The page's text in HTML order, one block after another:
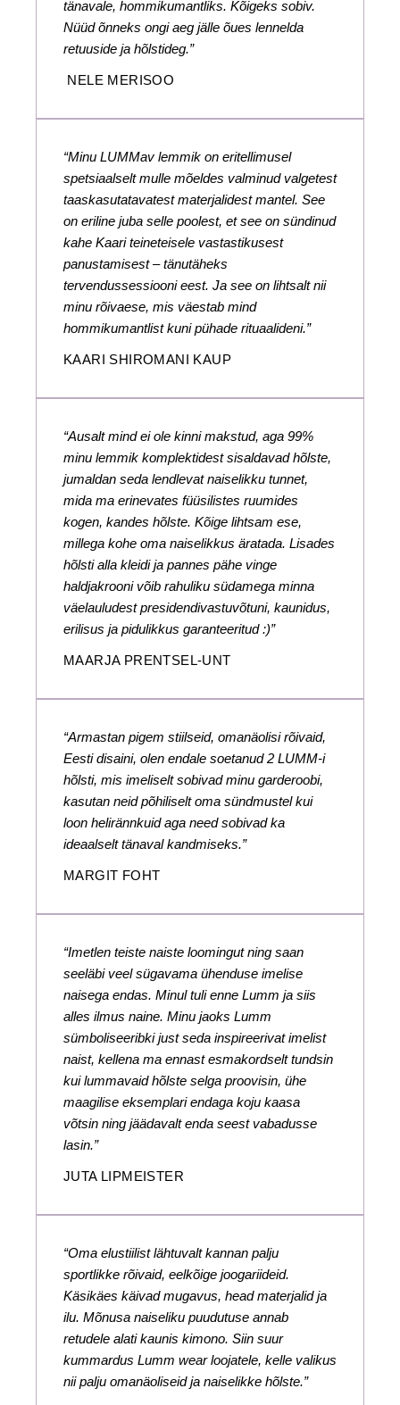
tänavale, hommikumantliks. Kõigeks sobiv.
Nüüd õnneks ongi aeg jälle õues lennelda
retuuside ja hõlstideg.”
NELE MERISOO
“Minu LUMMav lemmik on eritellimusel
spetsiaalselt mulle mõeldes valminud valgetest
taaskasutatavatest materjalidest mantel. See
on eriline juba selle poolest, et see on sündinud
kahe Kaari teineteisele vastastikusest
panustamisest – tänutäheks
tervendussessiooni eest. Ja see on lihtsalt nii
minu rõivaese, mis väestab mind
hommikumantlist kuni pühade rituaalideni.”
KAARI SHIROMANI KAUP
“Ausalt mind ei ole kinni makstud, aga 99%
minu lemmik komplektidest sisaldavad hõlste,
jumaldan seda lendlevat naiselikku tunnet,
mida ma erinevates füüsilistes ruumides
kogen, kandes hõlste. Kõige lihtsam ese,
millega kohe oma naiselikkus äratada. Lisades
hõlsti alla kleidi ja pannes pähe vinge
haldjakrooni võib rahuliku südamega minna
väelauludest presidendivastuvõtuni, kaunidus,
erilisus ja pidulikkus garanteeritud :)”
MAARJA PRENTSEL-UNT
“Armastan pigem stiilseid, omanäolisi rõivaid,
Eesti disaini, olen endale soetanud 2 LUMM-i
hõlsti, mis imeliselt sobivad minu garderoobi,
kasutan neid põhiliselt oma sündmustel kui
loon helirännkuid aga need sobivad ka
ideaalselt tänaval kandmiseks.”
MARGIT FOHT
“Imetlen teiste naiste loomingut ning saan
seeläbi veel sügavama ühenduse imelise
naisega endas. Minul tuli enne Lumm ja siis
alles ilmus naine. Minu jaoks Lumm
sümboliseeribki just seda inspireerivat imelist
naist, kellena ma ennast esmakordselt tundsin
kui lummavaid hõlste selga proovisin, ühe
maagilise eksemplari endaga koju kaasa
võtsin ning jäädavalt enda seest vabadusse
lasin.”
JUTA LIPMEISTER
“Oma elustiilist lähtuvalt kannan palju
sportlikke rõivaid, eelkõige joogariideid.
Käsikäes käivad mugavus, head materjalid ja
ilu. Mõnusa naiseliku puudutuse annab
retudele alati kaunis kimono. Siin suur
kummardus Lumm wear loojatele, kelle valikus
nii palju omanäoliseid ja naiselikke hõlste.”